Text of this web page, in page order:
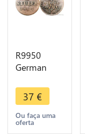
R9950
German
1/2 Stuber
Maximilian
IV Joseph
1804 R ->
37 €
Ou faça uma
oferta